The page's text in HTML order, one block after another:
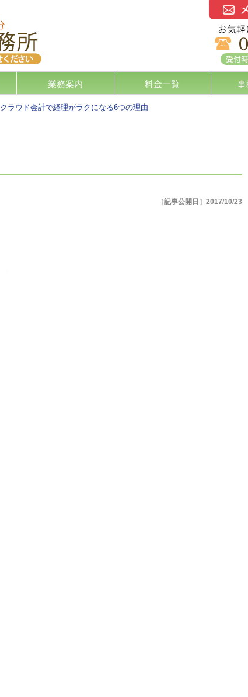
業務案内 料金一覧 事
クラウド会計で経理がラクになる6つの理由
［記事公開日］2017/10/23